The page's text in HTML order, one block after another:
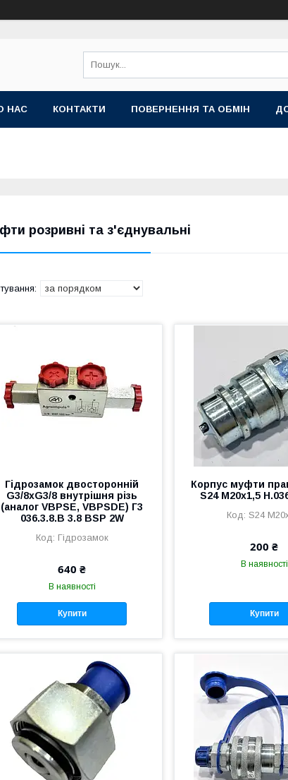
НАС КОНТАКТИ ПОВЕРНЕННЯ ТА ОБМІН
розривні та з'єднувальні
Гідрозамок двосторонній
G3/8xG3/8 внутрішня різь
(аналог VBPSE, VBPSDE) Г3
036.3.8.В 3.8 BSP 2W
Гідрозамок
640 ₴
В наявності
Купити
Корпус муфти
S24 М20х1,5
S24
200 ₴
В наявності
Купити